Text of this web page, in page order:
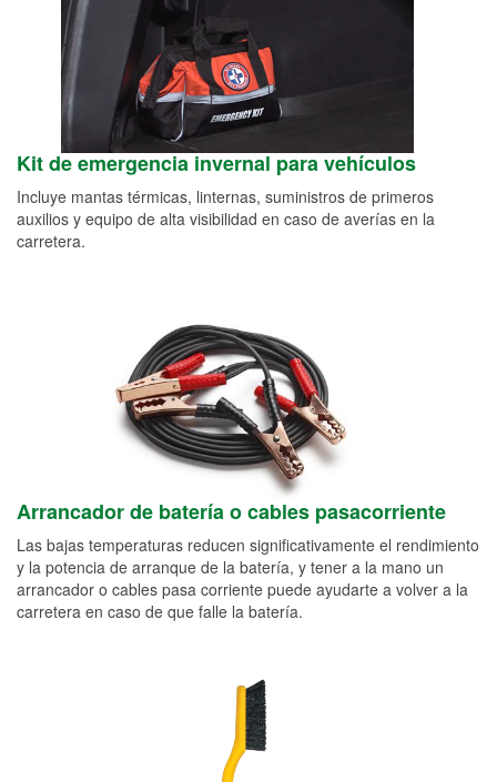
Kit de emergencia invernal para vehículos
Incluye mantas térmicas, linternas, suministros de primeros
auxilios y equipo de alta visibilidad en caso de averías en la
carretera.
Arrancador de batería o cables pasacorriente
Las bajas temperaturas reducen significativamente el rendimiento
y la potencia de arranque de la batería, y tener a la mano un
arrancador o cables pasa corriente puede ayudarte a volver a la
carretera en caso de que falle la batería.